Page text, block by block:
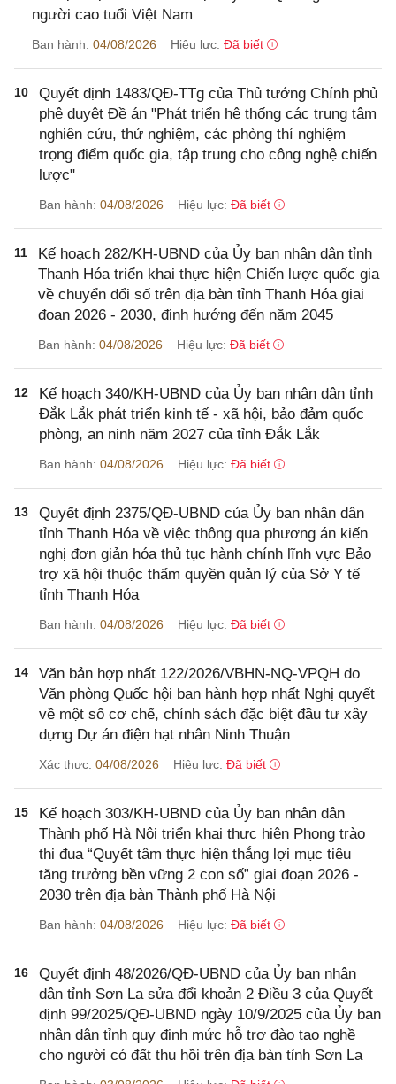
người cao tuổi Việt Nam
Ban hành: 04/08/2026 Hiệu lực: Đã biết
10
Quyết định 1483/QĐ-TTg của Thủ tướng Chính phủ
phê duyệt Đề án "Phát triển hệ thống các trung tâm
nghiên cứu, thử nghiệm, các phòng thí nghiệm
trọng điểm quốc gia, tập trung cho công nghệ chiến
lược"
Ban hành: 04/08/2026 Hiệu lực: Đã biết
11
Kế hoạch 282/KH-UBND của Ủy ban nhân dân tỉnh
Thanh Hóa triển khai thực hiện Chiến lược quốc gia
về chuyển đổi số trên địa bàn tỉnh Thanh Hóa giai
đoạn 2026 - 2030, định hướng đến năm 2045
Ban hành: 04/08/2026 Hiệu lực: Đã biết
12
Kế hoạch 340/KH-UBND của Ủy ban nhân dân tỉnh
Đắk Lắk phát triển kinh tế - xã hội, bảo đảm quốc
phòng, an ninh năm 2027 của tỉnh Đắk Lắk
Ban hành: 04/08/2026 Hiệu lực: Đã biết
13
Quyết định 2375/QĐ-UBND của Ủy ban nhân dân
tỉnh Thanh Hóa về việc thông qua phương án kiến
nghị đơn giản hóa thủ tục hành chính lĩnh vực Bảo
trợ xã hội thuộc thẩm quyền quản lý của Sở Y tế
tỉnh Thanh Hóa
Ban hành: 04/08/2026 Hiệu lực: Đã biết
14
Văn bản hợp nhất 122/2026/VBHN-NQ-VPQH do
Văn phòng Quốc hội ban hành hợp nhất Nghị quyết
về một số cơ chế, chính sách đặc biệt đầu tư xây
dựng Dự án điện hạt nhân Ninh Thuận
Xác thực: 04/08/2026 Hiệu lực: Đã biết
15
Kế hoạch 303/KH-UBND của Ủy ban nhân dân
Thành phố Hà Nội triển khai thực hiện Phong trào
thi đua “Quyết tâm thực hiện thắng lợi mục tiêu
tăng trưởng bền vững 2 con số” giai đoạn 2026 -
2030 trên địa bàn Thành phố Hà Nội
Ban hành: 04/08/2026 Hiệu lực: Đã biết
16
Quyết định 48/2026/QĐ-UBND của Ủy ban nhân
dân tỉnh Sơn La sửa đổi khoản 2 Điều 3 của Quyết
định 99/2025/QĐ-UBND ngày 10/9/2025 của Ủy ban
nhân dân tỉnh quy định mức hỗ trợ đào tạo nghề
cho người có đất thu hồi trên địa bàn tỉnh Sơn La